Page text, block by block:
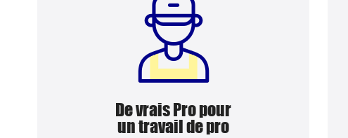
De vrais Pro pour
un travail de pro